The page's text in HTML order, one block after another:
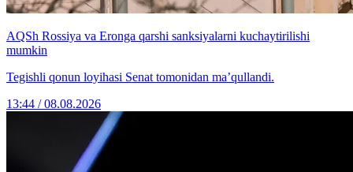
AQSh Rossiya va Eronga qarshi sanksiyalarni kuchaytirilishi
mumkin
Tegishli qonun loyihasi Senat tomonidan ma’qullandi.
13:44 / 08.08.2026